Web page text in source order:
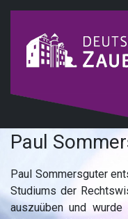
Paul
Paul Sommersguter
Studiums der
auszuüben und wurde